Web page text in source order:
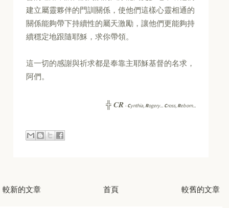
建立屬靈夥伴的門訓關係，使他們這樣心靈相通的
關係能夠帶下持續性的屬天激勵，讓他們更能夠持
續穩定地跟隨耶穌，求你帶領。
這一切的感謝與祈求都是奉靠主耶穌基督的名求，
阿們。
╬CR -Cynthia, Rogery... Cross, Reborn...
較新的文章 較舊的文章
首頁